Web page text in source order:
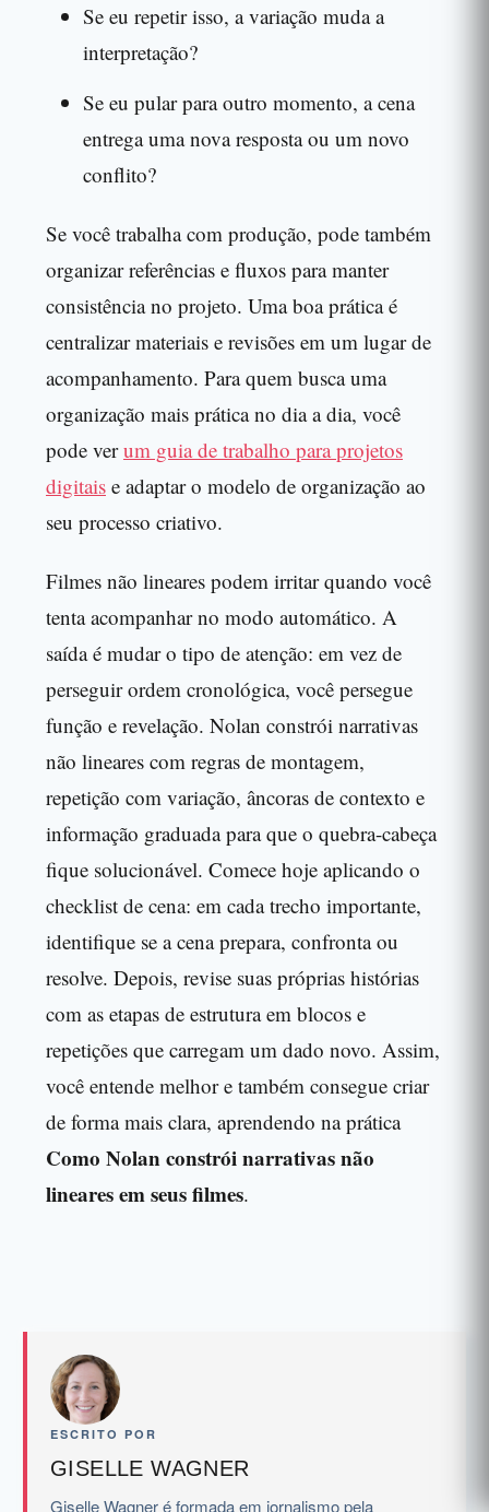
Se eu repetir isso, a variação muda a
interpretação?
Se eu pular para outro momento, a cena
entrega uma nova resposta ou um novo
conflito?
Se você trabalha com produção, pode também
organizar referências e fluxos para manter
consistência no projeto. Uma boa prática é
centralizar materiais e revisões em um lugar de
acompanhamento. Para quem busca uma
organização mais prática no dia a dia, você
pode verum guia de trabalho para projetos
digitais e adaptar o modelo de organização ao
seu processo criativo.
Filmes não lineares podem irritar quando você
tenta acompanhar no modo automático. A
saída é mudar o tipo de atenção: em vez de
perseguir ordem cronológica, você persegue
função e revelação. Nolan constrói narrativas
não lineares com regras de montagem,
repetição com variação, âncoras de contexto e
informação graduada para que o quebra-cabeça
fique solucionável. Comece hoje aplicando o
checklist de cena: em cada trecho importante,
identifique se a cena prepara, confronta ou
resolve. Depois, revise suas próprias histórias
com as etapas de estrutura em blocos e
repetições que carregam um dado novo. Assim,
você entende melhor e também consegue criar
de forma mais clara, aprendendo na prática
Como Nolan constrói narrativas não
lineares em seus filmes.
ESCRITO POR
GISELLE WAGNER
Giselle Wagner é formada em jornalismo pela